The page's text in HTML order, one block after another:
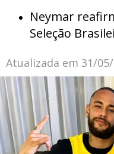
Neymar
Seleção
Atualizada em 31/